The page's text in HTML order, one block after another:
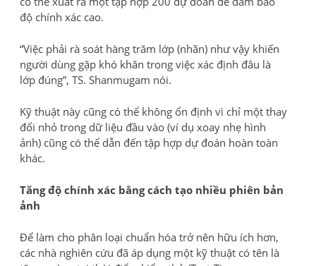
độ chính xác cao.
“Việc phải rà soát hàng trăm lớp (nhãn) như vậy khiến
người dùng gặp khó khăn trong việc xác định đâu là
lớp đúng”, TS. Shanmugam nói.
Kỹ thuật này cũng có thể không ổn định vì chỉ một thay
đổi nhỏ trong dữ liệu đầu vào (ví dụ xoay nhẹ hình
ảnh) cũng có thể dẫn đến tập hợp dự đoán hoàn toàn
khác.
Tăng độ chính xác bằng cách tạo nhiều phiên bản
ảnh
Để làm cho phân loại chuẩn hóa trở nên hữu ích hơn,
các nhà nghiên cứu đã áp dụng một kỹ thuật có tên là